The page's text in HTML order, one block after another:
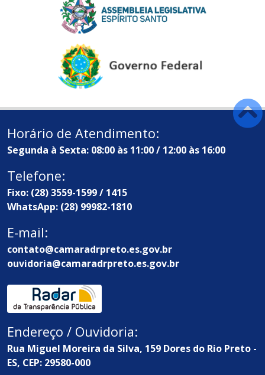
Horário de Atendimento:
Segunda à Sexta: 08:00 às 11:00 / 12:00 às 16:00
Telefone:
Fixo: (28) 3559-1599 / 1415
WhatsApp: (28) 99982-1810
E-mail:
contato@camaradrpreto.es.gov.br
ouvidoria@camaradrpreto.es.gov.br
Endereço / Ouvidoria:
Rua Miguel Moreira da Silva, 159 Dores do Rio Preto -
ES, CEP: 29580-000